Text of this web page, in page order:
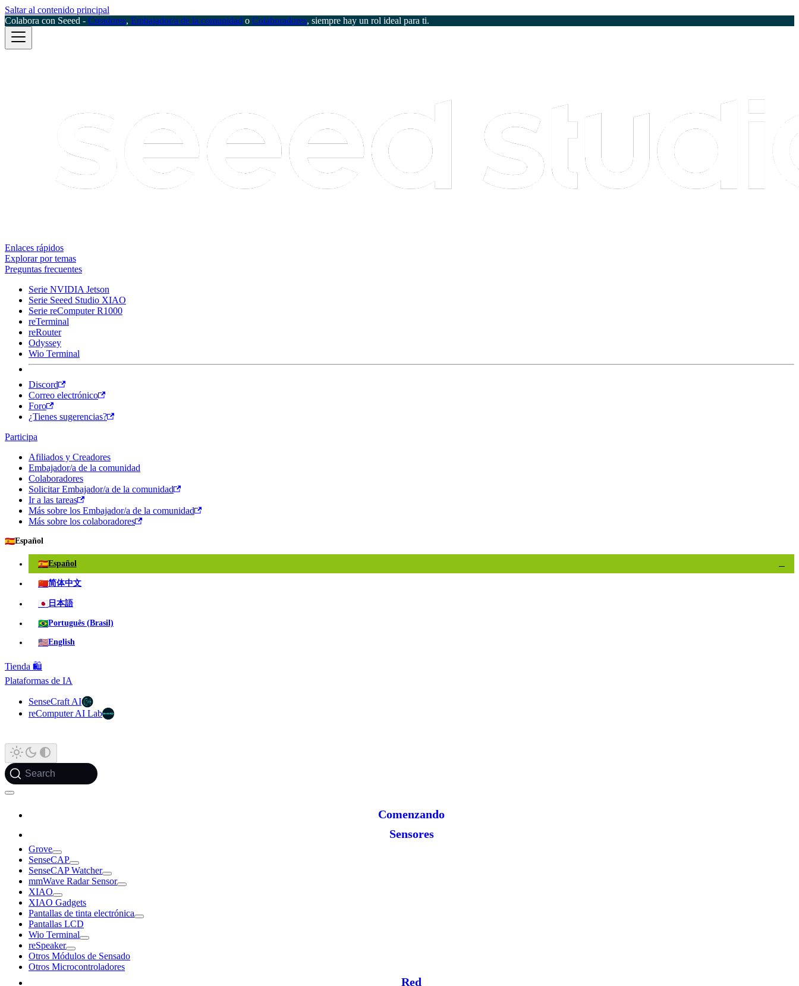
Saltar al contenido principal
Colabora con Seeed - Creadores, Embajador/a de la comunidad o Colaboradores, siempre hay un rol ideal para ti.
Enlaces rápidos
Explorar por temas
Preguntas frecuentes
Serie NVIDIA Jetson
Serie Seeed Studio XIAO
Serie reComputer R1000
reTerminal
reRouter
Odyssey
Wio Terminal
Discord
Correo electrónico
Foro
¿Tienes sugerencias?
Participa
Afiliados y Creadores
Embajador/a de la comunidad
Colaboradores
Solicitar Embajador/a de la comunidad
Ir a las tareas
Más sobre los Embajador/a de la comunidad
Más sobre los colaboradores
🇪🇸Español
🇪🇸Español
🇨🇳简体中文
🇯🇵 日本語
🇧🇷Português (Brasil)
🇺🇸English
Tienda 🛍️
Plataformas de IA
SenseCraft AI
reComputer AI Lab
Search
Comenzando
Sensores
Grove
SenseCAP
SenseCAP Watcher
mmWave Radar Sensor
XIAO
XIAO Gadgets
Pantallas de tinta electrónica
Pantallas LCD
Wio Terminal
reSpeaker
Otros Módulos de Sensado
Otros Microcontroladores
Red